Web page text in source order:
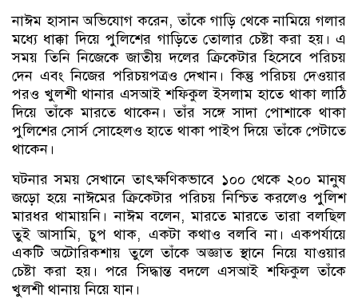
নাঈম হাসান অভিযোগ করেন, তাঁকে গাড়ি থেকে নামিয়ে গলার
মধ্যে ধাক্কা দিয়ে পুলিশের গাড়িতে তোলার চেষ্টা করা হয়। এ
সময় তিনি নিজেকে জাতীয় দলের ক্রিকেটার হিসেবে পরিচয়
দেন এবং নিজের পরিচয়পত্রও দেখান। কিন্তু পরিচয় দেওয়ার
পরও খুলশী থানার এসআই শফিকুল ইসলাম হাতে থাকা লাঠি
দিয়ে তাঁকে মারতে থাকেন। তাঁর সঙ্গে সাদা পোশাকে থাকা
পুলিশের সোর্স সোহেলও হাতে থাকা পাইপ দিয়ে তাঁকে পেটাতে
থাকেন।
ঘটনার সময় সেখানে তাৎক্ষণিকভাবে ১০০ থেকে ২০০ মানুষ
জড়ো হয়ে নাঈমের ক্রিকেটার পরিচয় নিশ্চিত করলেও পুলিশ
মারধর থামায়নি। নাঈম বলেন, মারতে মারতে তারা বলছিল
তুই আসামি, চুপ থাক, একটা কথাও বলবি না। একপর্যায়ে
একটি অটোরিকশায় তুলে তাঁকে অজ্ঞাত স্থানে নিয়ে যাওয়ার
চেষ্টা করা হয়। পরে সিদ্ধান্ত বদলে এসআই শফিকুল তাঁকে
খুলশী থানায় নিয়ে যান।